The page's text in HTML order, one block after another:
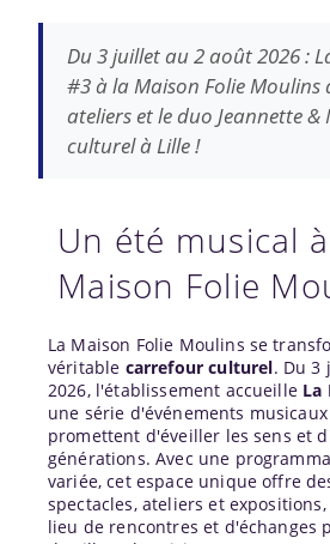
Du 3 juillet au 2 août 2026 :
#3 à la Maison Folie Moulins
ateliers et le duo Jeannette &
culturel à Lille !
Un été musical
Maison Folie
La Maison Folie Moulins se
véritable carrefour culturel. Du 3
2026, l'établissement accueille La
une série d'événements
promettent d'éveiller les sens et
générations. Avec une
variée, cet espace unique offre
spectacles, ateliers et
lieu de rencontres et d'échanges